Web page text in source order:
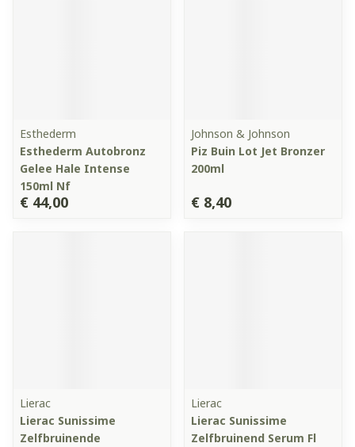
Esthederm
Esthederm Autobronz
Gelee Hale Intense
150ml Nf
€ 44,00
Johnson & Johnson
Piz Buin Lot Jet Bronzer
200ml
€ 8,40
Lierac
Lierac Sunissime
Zelfbruinende
Lierac
Lierac Sunissime
Zelfbruinend Serum Fl